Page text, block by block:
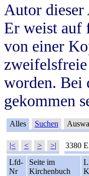
Autor
Er weist auf
von einer
worden. Bei
gekommen
Alles Suchen
|< < > >| 3380
Lfd-
Nr
Seite im
Kirchenbuch